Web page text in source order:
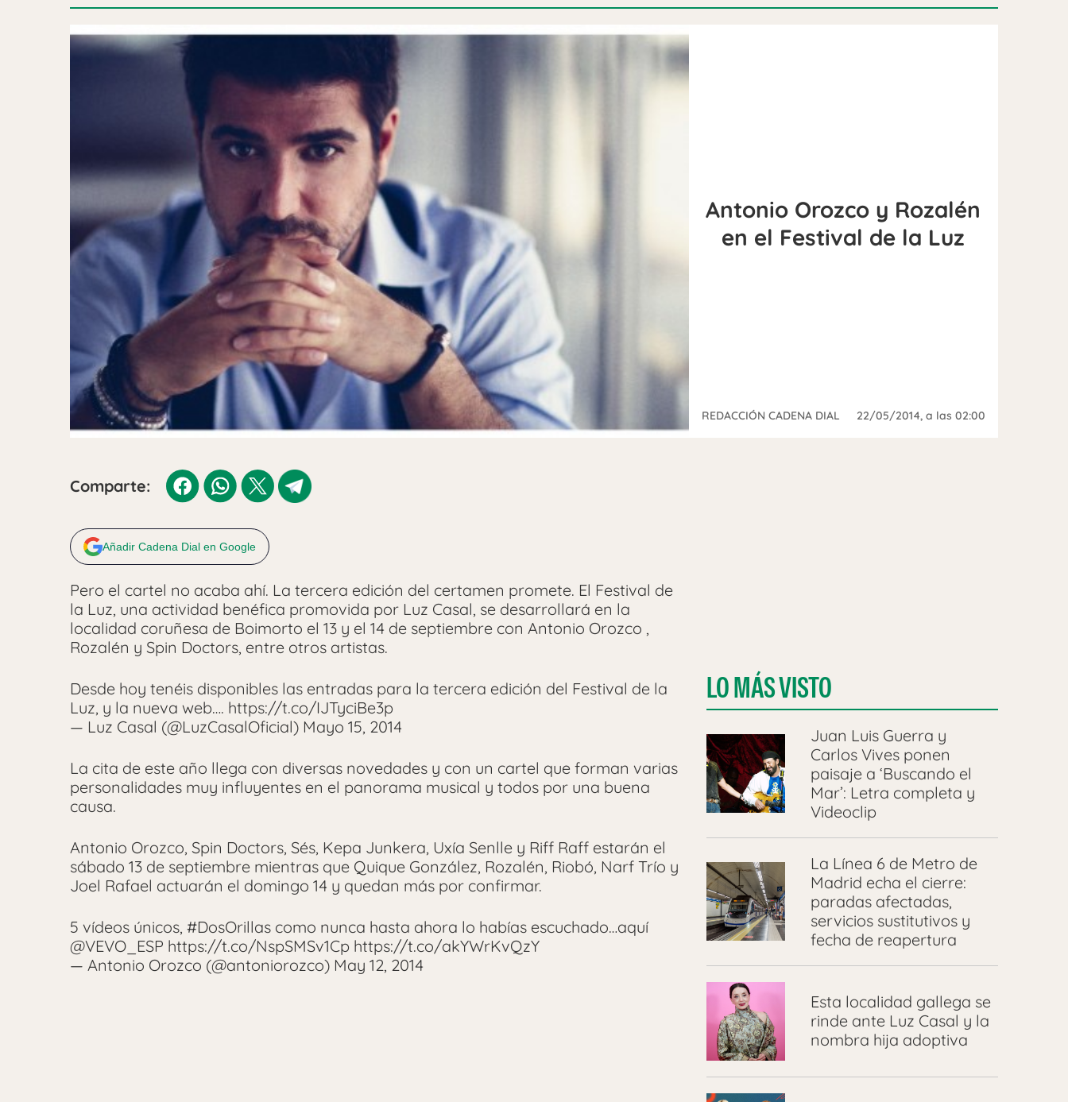
Antonio Orozco y Rozalén
en el Festival de la Luz
REDACCIÓN CADENA DIAL 22/05/2014, a las 02:00
Comparte:
Añadir Cadena Dial en Google
Pero el cartel no acaba ahí. La tercera edición del certamen promete. El Festival de
la Luz, una actividad benéfica promovida por Luz Casal, se desarrollará en la
localidad coruñesa de Boimorto el 13 y el 14 de septiembre con Antonio Orozco ,
Rozalén y Spin Doctors, entre otros artistas.
Desde hoy tenéis disponibles las entradas para la tercera edición del Festival de la
Luz, y la nueva web…. https://t.co/IJTyciBe3p
— Luz Casal (@LuzCasalOficial) Mayo 15, 2014
La cita de este año llega con diversas novedades y con un cartel que forman varias
personalidades muy influyentes en el panorama musical y todos por una buena
causa.
Antonio Orozco, Spin Doctors, Sés, Kepa Junkera, Uxía Senlle y Riff Raff estarán el
sábado 13 de septiembre mientras que Quique González, Rozalén, Riobó, Narf Trío y
Joel Rafael actuarán el domingo 14 y quedan más por confirmar.
5 vídeos únicos, #DosOrillas como nunca hasta ahora lo habías escuchado…aquí
@VEVO_ESP https://t.co/NspSMSv1Cp https://t.co/akYWrKvQzY
— Antonio Orozco (@antoniorozco) May 12, 2014
LO MÁS VISTO
Juan Luis Guerra y
Carlos Vives ponen
paisaje a ‘Buscando el
Mar’: Letra completa y
Videoclip
La Línea 6 de Metro de
Madrid echa el cierre:
paradas afectadas,
servicios sustitutivos y
fecha de reapertura
Esta localidad gallega se
rinde ante Luz Casal y la
nombra hija adoptiva